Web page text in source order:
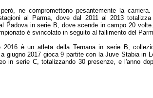
però, ne compromettono pesantemente la
al Parma, dove dal 2011 al 2013
Padova in serie B, dove scende in campo 20
è svincolato in seguito al fallimento del
2016 è un atleta della Ternana in serie B,
giugno 2017 gioca 9 partite con la Juve Stabia in
in serie C, totalizzando 30 presenze, e l'anno